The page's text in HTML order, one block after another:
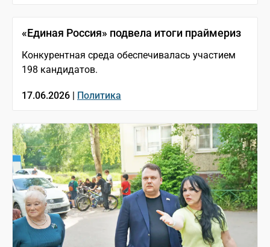
«Единая Россия» подвела итоги праймериз
Конкурентная среда обеспечивалась участием
198 кандидатов.
17.06.2026 | Политика